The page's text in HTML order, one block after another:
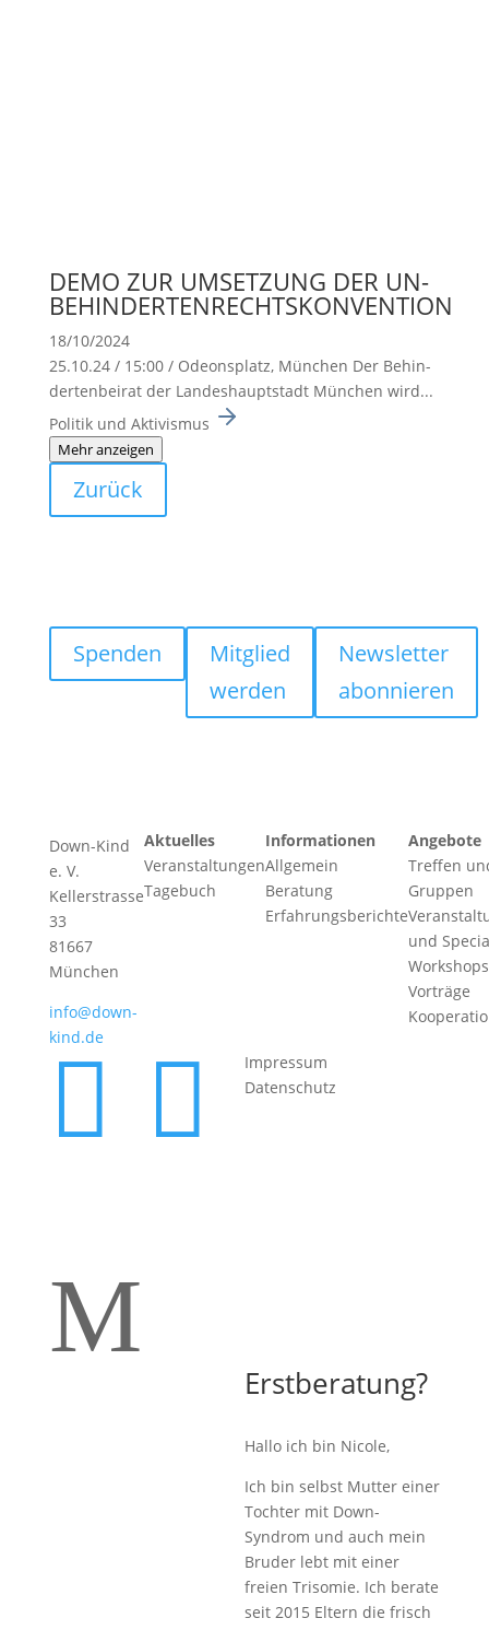
DEMO ZUR UMSETZUNG DER UN-
BEHINDERTENRECHTSKONVENTION
18/10/2024
25.10.24 / 15:00 / Odeons­platz, München Der Behin­
der­ten­beirat der Landes­haupt­stadt München wird...
Politik und Aktivismus
Mehr anzeigen
Zurück
Spenden
Mitglied
werden
Newsletter
abonnieren
Down-Kind
e. V.
Kellerstrasse
33
81667
München
info@down-
kind.de
Aktuelles
Veranstaltungen
Tagebuch
Informationen
Allgemein
Beratung
Erfahrungsberichte
Angebote
Treffen
Gruppen
und
Vorträge
 
Impressum
Datenschutz
M
Erstberatung?
Hallo ich bin Nicole,
Ich bin selbst Mutter einer
Tochter mit Down-
Syndrom und auch mein
Bruder lebt mit einer
freien Trisomie. Ich berate
seit 2015 Eltern die frisch